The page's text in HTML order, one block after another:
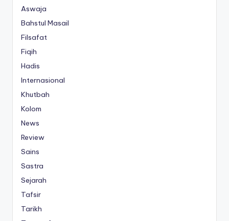
Aswaja
Bahstul Masail
Filsafat
Fiqih
Hadis
Internasional
Khutbah
Kolom
News
Review
Sains
Sastra
Sejarah
Tafsir
Tarikh